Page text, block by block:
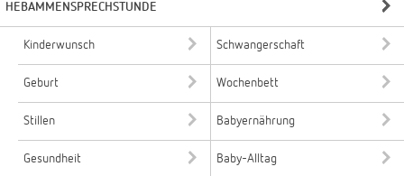
HEBAMMENSPRECHSTUNDE
Kinderwunsch Schwangerschaft
Geburt Wochenbett
Stillen Babyernährung
Gesundheit Baby-Alltag